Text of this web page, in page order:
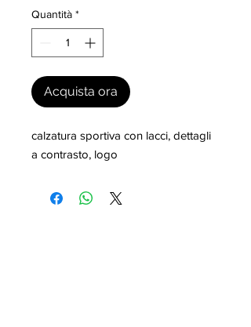
Quantità *
Acquista ora
calzatura sportiva con lacci, dettagli
a contrasto, logo